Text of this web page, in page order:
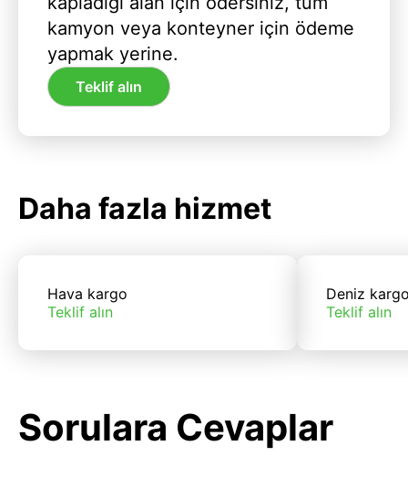
kamyon veya konteyner için ödeme
yapmak yerine.
Teklif alın
Daha fazla hizmet
Hava kargo
Teklif alın
Deniz
Teklif alın
Sorulara Cevaplar